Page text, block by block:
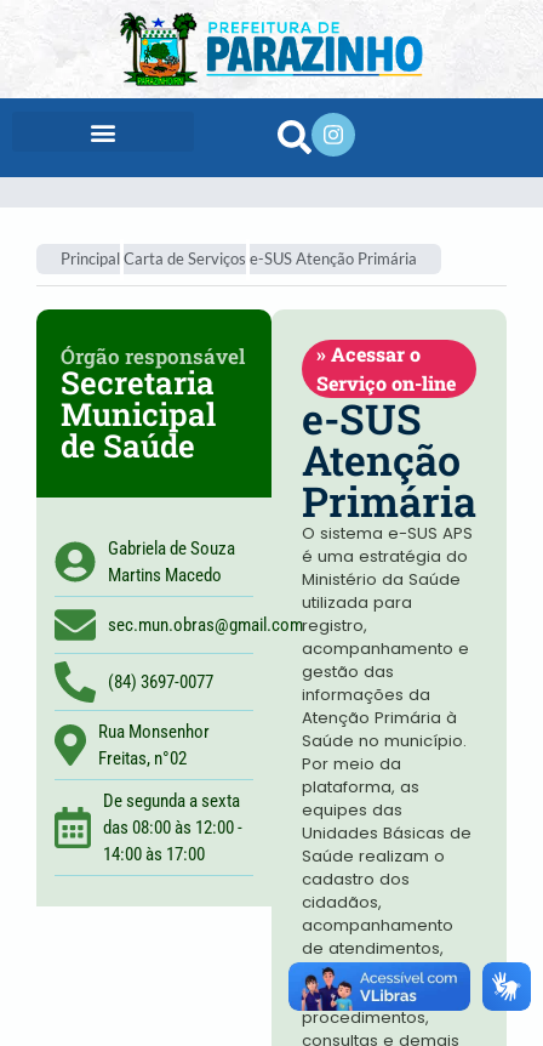
PrincipalCarta de Serviços e-SUS Atenção Primária
Órgão responsável
Secretaria
Municipal
de Saúde
Gabriela de Souza
Martins Macedo
sec.mun.obras@gmail.com
(84) 3697-0077
Rua Monsenhor
Freitas, n°02
De segunda a sexta
das 08:00 às 12:00 -
14:00 às 17:00
» Acessar o
Serviço on-line
e-SUS
Atenção
Primária
O sistema e-SUS APS
é uma estratégia do
Ministério da Saúde
utilizada para
registro,
acompanhamento e
gestão das
informações da
Atenção Primária à
Saúde no município.
Por meio da
plataforma, as
equipes das
Unidades Básicas de
Saúde realizam o
cadastro dos
cidadãos,
acompanhamento
de atendimentos,
visitas domiciliares,
vacinação,
procedimentos,
consultas e demais